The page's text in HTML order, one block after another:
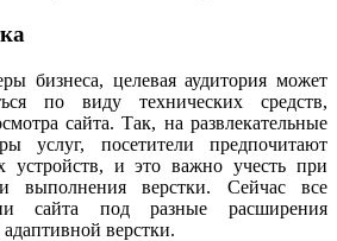
бизнеса, целевая аудитория может
по виду технических средств,
сайта. Так, на развлекательные
услуг, посетители предпочитают
устройств, и это важно учесть при
и выполнения верстки. Сейчас все
сайта под разные расширения
верстки.